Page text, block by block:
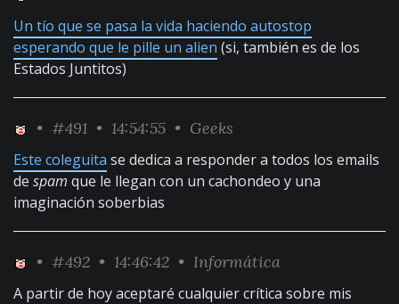
Un tío que se pasa la vida haciendo autostop
esperando que le pille un alien (si, también es de los
Estados Juntitos)
• #491 • 14:54:55 • Geeks
Este coleguita se dedica a responder a todos los emails
de spam que le llegan con un cachondeo y una
imaginación soberbias
• #492 • 14:46:42 • Informática
A partir de hoy aceptaré cualquier crítica sobre mis